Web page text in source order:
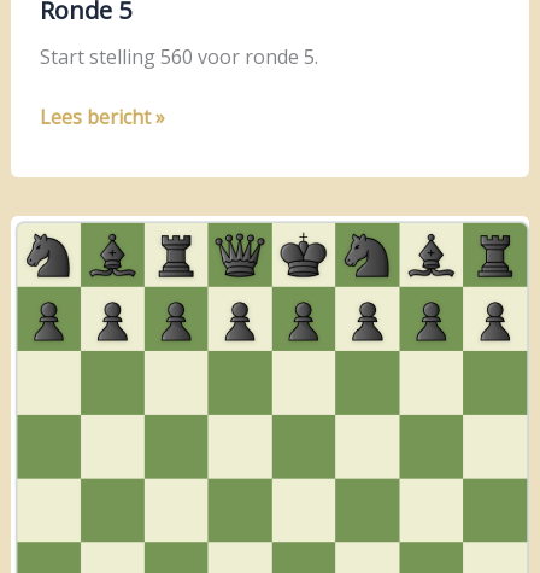
Ronde 5
Start stelling 560 voor ronde 5.
Ronde
Lees bericht »